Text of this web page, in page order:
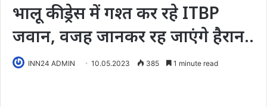
भालू की ड्रेस में गश्त कर रहे ITBP
जवान, वजह जानकर रह जाएंगे हैरान..
INN24 ADMIN 10.05.2023 385 1 minute read